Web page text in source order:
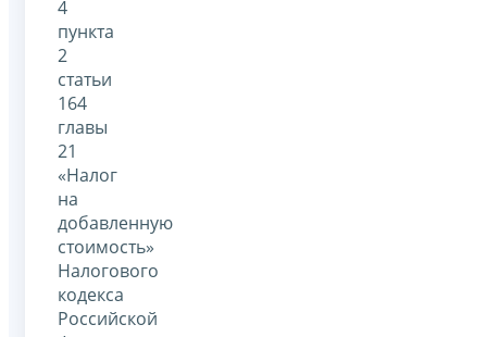
4
пункта
2
статьи
164
главы
21
«Налог
на
добавленную
стоимость»
Налогового
кодекса
Российской